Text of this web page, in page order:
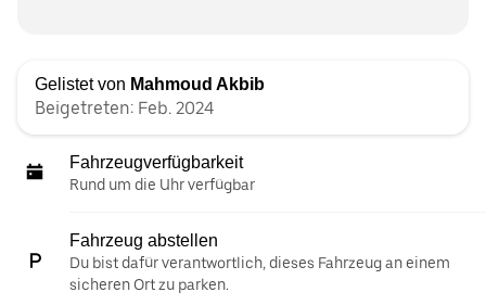
Gelistet von Mahmoud Akbib
Beigetreten: Feb. 2024
Fahrzeugverfügbarkeit
Rund um die Uhr verfügbar
Fahrzeug abstellen
Du bist dafür verantwortlich, dieses Fahrzeug an einem
sicheren Ort zu parken.